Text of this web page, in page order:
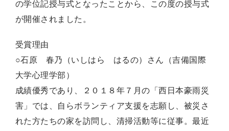
の学位記授与式となったことから、この度の授与式
が開催されました。
受賞理由
○石原 春乃（いしはら はるの）さん（吉備国際
大学心理学部）
成績優秀であり、２０１８年７月の「西日本豪雨災
害」では、自らボランティア支援を志願し、被災さ
れた方たちの家を訪問し、清掃活動等に従事。最近